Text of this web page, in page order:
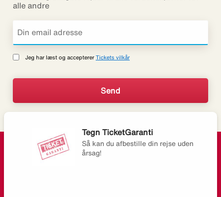
alle andre
Jeg har læst og accepterer Tickets vilkår
Tegn TicketGaranti
Så kan du afbestille din rejse uden
årsag!